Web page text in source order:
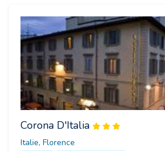
Corona D'Italia
Italie, Florence